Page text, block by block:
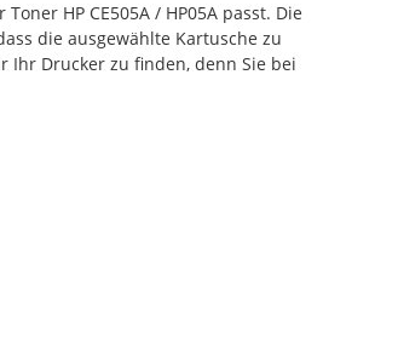
HP CE505A / HP05A passt. Die
die ausgewählte Kartusche zu
Drucker zu finden, denn Sie bei